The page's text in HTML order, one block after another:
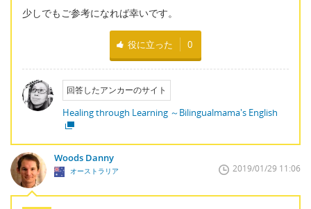
少しでもご参考になれば幸いです。
役に立った 0
回答したアンカーのサイト
Healing through Learning ～Bilingualmama's English
Woods Danny
オーストラリア 2019/01/29 11:06